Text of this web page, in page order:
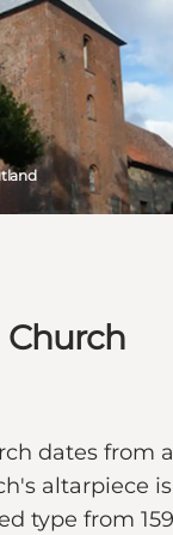
dates from
altarpiece
type from